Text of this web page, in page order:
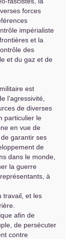
forces
impérialiste
et la
des
et du gaz et de
est
l’agressivité,
de diverses
particulier le
en vue de
garantir ses
de
dans le monde,
la guerre
à
travail, et les
afin de
de persécuter
contre